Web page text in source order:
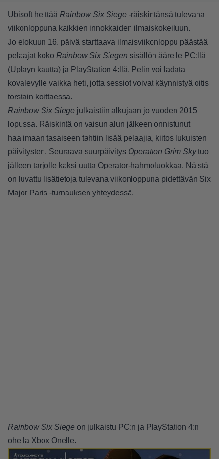
Ubisoft heittää Rainbow Six Siege -räiskintänsä tulevana
viikonloppuna kaikkien innokkaiden ilmaiskokeiluun.
Jo elokuun 16. päivä starttaava ilmaisviikonloppu päästää
pelaajat koko Rainbow Six Siegen sisällön äärelle PC:llä
(Uplayn kautta) ja PlayStation 4:llä. Pelin voi ladata
kovalevylle vaikka heti, jotta sessiot voivat käynnistyä oitis
torstain koittaessa.
Rainbow Six Siege julkaistiin alkujaan jo vuoden 2015
lopussa. Räiskintä on vaisun alun jälkeen onnistunut
haalimaan tasaiseen tahtiin lisää pelaajia, kiitos lukuisten
päivitysten. Seuraava suurpäivitys Operation Grim Skytuo
jälleen tarjolle kaksi uutta Operator-hahmoluokkaa. Näistä
on luvattu lisätietoja tulevana viikonloppuna pidettävän Six
Major Paris -turnauksen yhteydessä.
Rainbow Six Siege on julkaistu PC:n ja PlayStation 4:n
ohella Xbox Onelle.